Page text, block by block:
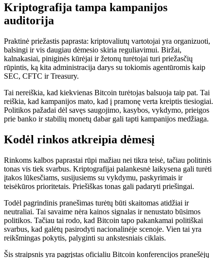
Kriptografija tampa kampanijos
auditorija
Praktinė priežastis paprasta: kriptovaliutų vartotojai yra organizuoti,
balsingi ir vis daugiau dėmesio skiria reguliavimui. Biržai,
kalnakasiai, piniginės kūrėjai ir žetonų turėtojai turi priežasčių
rūpintis, ką kita administracija darys su tokiomis agentūromis kaip
SEC, CFTC ir Treasury.
Tai nereiškia, kad kiekvienas Bitcoin turėtojas balsuoja taip pat. Tai
reiškia, kad kampanijos mato, kad į pramonę verta kreiptis tiesiogiai.
Politikos pažadai dėl savęs saugojimo, kasybos, vykdymo, prieigos
prie banko ir stabilių monetų dabar gali tapti kampanijos medžiaga.
Kodėl rinkos atkreipia dėmesį
Rinkoms kalbos paprastai rūpi mažiau nei tikra teisė, tačiau politinis
tonas vis tiek svarbus. Kriptografijai palankesnė laikysena gali turėti
įtakos lūkesčiams, susijusiems su vykdymu, paskyrimais ir
teisėkūros prioritetais. Priešiškas tonas gali padaryti priešingai.
Todėl pagrindinis pranešimas turėtų būti skaitomas atidžiai ir
neutraliai. Tai savaime nėra kainos signalas ir nenustato būsimos
politikos. Tačiau tai rodo, kad Bitcoin tapo pakankamai politiškai
svarbus, kad galėtų pasirodyti nacionalinėje scenoje. Vien tai yra
reikšmingas pokytis, palyginti su ankstesniais ciklais.
Šis straipsnis yra pagrįstas oficialiu Bitcoin konferencijos pranešėjų